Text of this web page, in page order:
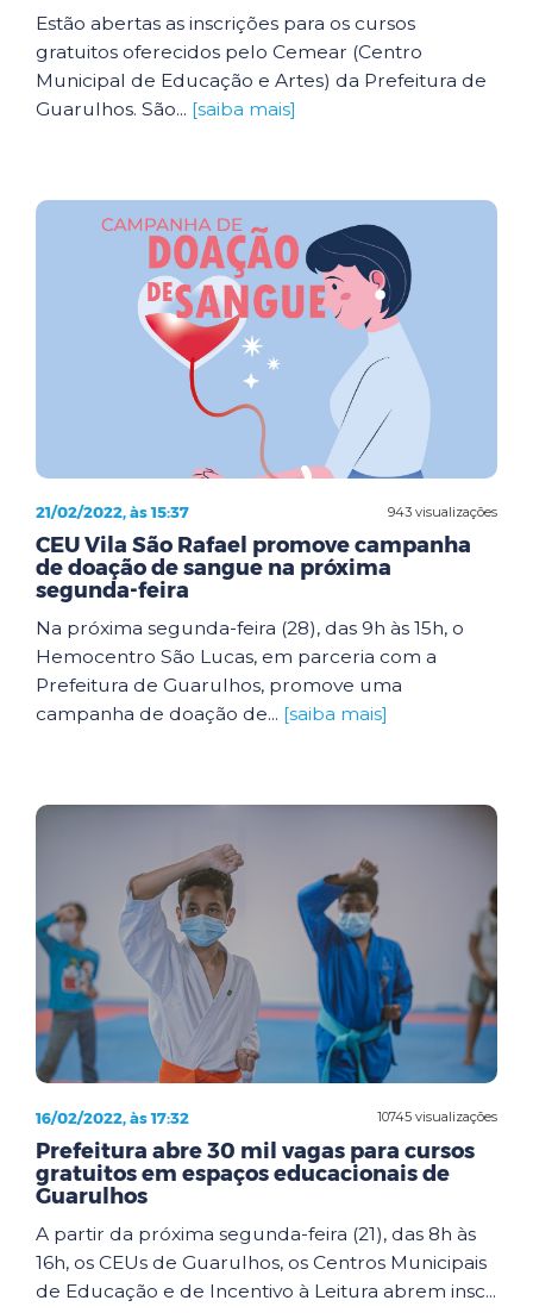
Estão abertas as inscrições para os cursos
gratuitos oferecidos pelo Cemear (Centro
Municipal de Educação e Artes) da Prefeitura de
Guarulhos. São... [saiba mais]
943 visualizações
21/02/2022, às 15:37
CEU Vila São Rafael promove campanha
de doação de sangue na próxima
segunda-feira
Na próxima segunda-feira (28), das 9h às 15h, o
Hemocentro São Lucas, em parceria com a
Prefeitura de Guarulhos, promove uma
campanha de doação de... [saiba mais]
10745 visualizações
16/02/2022, às 17:32
Prefeitura abre 30 mil vagas para cursos
gratuitos em espaços educacionais de
Guarulhos
A partir da próxima segunda-feira (21), das 8h às
16h, os CEUs de Guarulhos, os Centros Municipais
de Educação e de Incentivo à Leitura abrem insc...